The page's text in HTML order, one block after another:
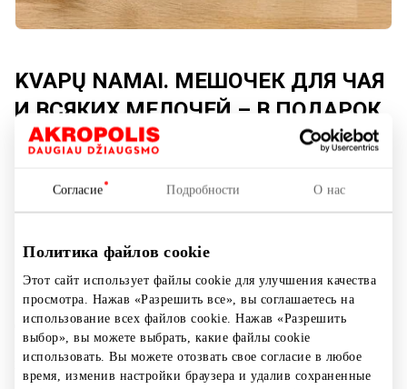
Согласие Подробности О нас
Политика файлов cookie
Этот сайт использует файлы cookie для улучшения качества
просмотра. Нажав «Разрешить все», вы соглашаетесь на
использование всех файлов cookie. Нажав «Разрешить
выбор», вы можете выбрать, какие файлы cookie
использовать. Вы можете отозвать свое согласие в любое
время, изменив настройки браузера и удалив сохраненные
KVAPŲ NAMAI. МЕШОЧЕК ДЛЯ ЧАЯ
И ВСЯКИХ МЕЛОЧЕЙ – В ПОДАРОК
С 2025.06.02
2025.06.23
Показать на карте
Для летних трав, чаёв, дорожных принадлежностей
или банных аксессуаров – удобный и прочный
хлопковый мешочек от Kvapų namai (20 × 30 см).